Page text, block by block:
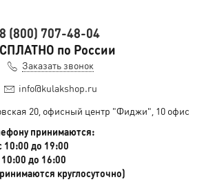
8 (800) 707-48-04
по России
Заказать звонок
info@kulakshop.ru
20, офисный центр "Фиджи", 10 офис
принимаются:
10:00 до 19:00
до 16:00
круглосуточно)